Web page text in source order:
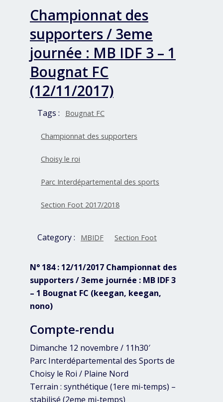
Championnat des
supporters / 3eme
journée : MB IDF 3 – 1
Bougnat FC
(12/11/2017)
Tags : Bougnat FC
Championnat des supporters
Choisy le roi
Parc Interdépartemental des sports
Section Foot 2017/2018
Category : MBIDF Section Foot
N° 184 : 12/11/2017 Championnat des
supporters / 3eme journée : MB IDF 3
– 1 Bougnat FC (keegan, keegan,
nono)
Compte-rendu
Dimanche 12 novembre / 11h30′
Parc Interdépartemental des Sports de
Choisy le Roi / Plaine Nord
Terrain : synthétique (1ere mi-temps) –
stabilisé (2eme mi-temps)